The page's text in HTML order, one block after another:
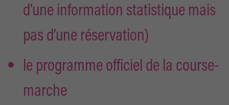
d’une information statistique mais
pas d’une réservation)
le programme officiel de la course-
marche